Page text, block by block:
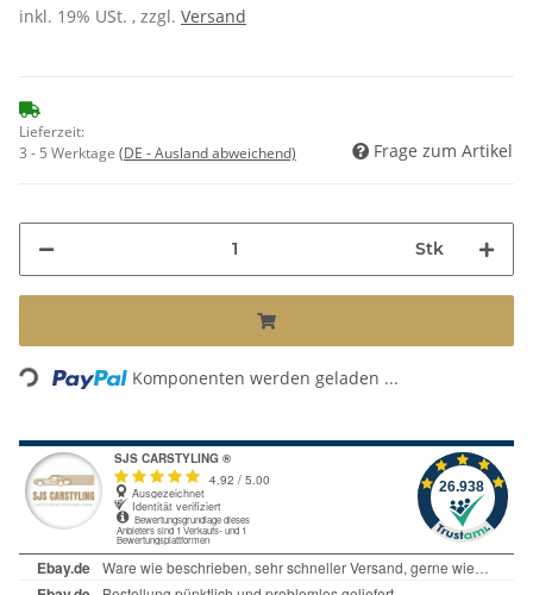
inkl. 19% USt. , zzgl. Versand
Lieferzeit:
3 - 5 Werktage (DE - Ausland abweichend) Frage zum Artikel
Stk
Loading... Komponenten werden geladen ...